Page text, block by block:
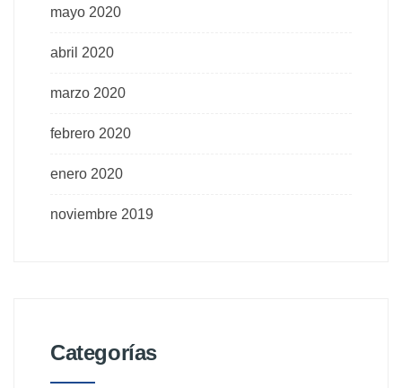
mayo 2020
abril 2020
marzo 2020
febrero 2020
enero 2020
noviembre 2019
Categorías